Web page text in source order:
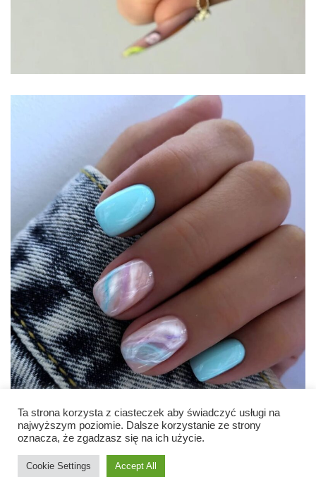
Ta strona korzysta z ciasteczek aby świadczyć usługi na
najwyższym poziomie. Dalsze korzystanie ze strony
oznacza, że zgadzasz się na ich użycie.
Cookie Settings Accept All